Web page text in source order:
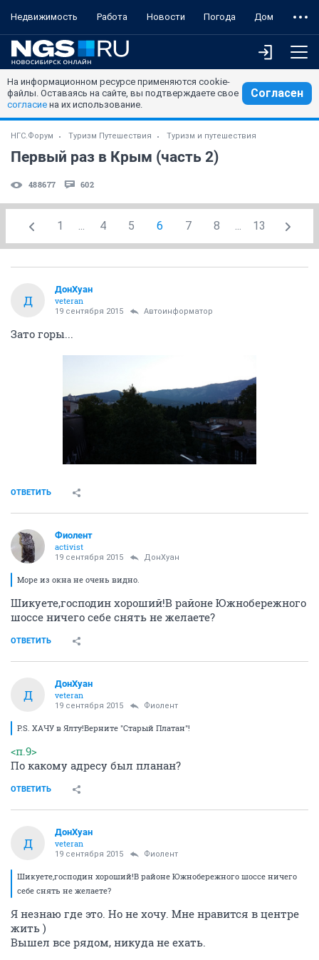
Недвижимость Работа Новости Погода Дом
На информационном ресурсе применяются cookie-
файлы. Оставаясь на сайте, вы подтверждаете свое
согласие на их использование.
Согласен
НГС.Форум Туризм Путешествия Туризм и путешествия
Первый раз в Крым (часть 2)
488677 602
1 ... 4 5 6 7 8 ... 13
Д
ДонХуан
veteran
19 сентября 2015 Автоинформатор
Зато горы...
ОТВЕТИТЬ
Фиолент
activist
19 сентября 2015 ДонХуан
Море из окна не очень видно.
Шикуете,господин хороший!В районе Южнобережного
шоссе ничего себе снять не желаете?
ОТВЕТИТЬ
Д
ДонХуан
veteran
19 сентября 2015 Фиолент
P.S. ХАЧУ в Ялту!Верните "Старый Платан"!
<п.9>
По какому адресу был планан?
ОТВЕТИТЬ
Д
ДонХуан
veteran
19 сентября 2015 Фиолент
Шикуете,господин хороший!В районе Южнобережного шоссе ничего
себе снять не желаете?
Я незнаю где это. Но не хочу. Мне нравится в центре
жить )
Вышел все рядом, никуда не ехать.